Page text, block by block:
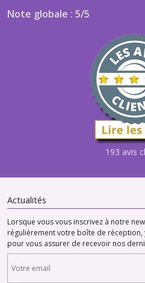
Note globale : 5/5
193 avis
Actualités
Lorsque vous vous inscrivez à notre
régulièrement votre boîte de
pour vous assurer de recevoir nos